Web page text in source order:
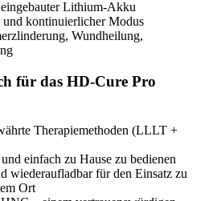
Lithium-Akku
und kontinuierlicher Modus
Wundheilung,
für das HD-Cure Pro
Therapiemethoden (LLLT +
einfach zu Hause zu bedienen
wiederaufladbar für den Einsatz zu
Ort